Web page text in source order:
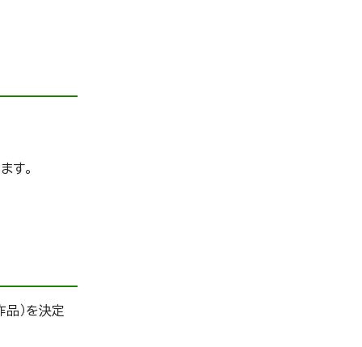
す。
品）を決定